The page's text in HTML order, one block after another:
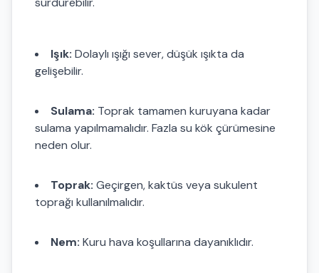
Işık: Dolaylı ışığı sever, düşük ışıkta da
gelişebilir.
Sulama: Toprak tamamen kuruyana kadar
sulama yapılmamalıdır. Fazla su kök çürümesine
neden olur.
Toprak: Geçirgen, kaktüs veya sukulent
toprağı kullanılmalıdır.
Nem: Kuru hava koşullarına dayanıklıdır.